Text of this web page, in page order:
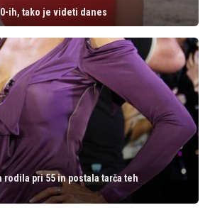
ih, tako je videti danes
rodila pri 55 in postala tarča teh